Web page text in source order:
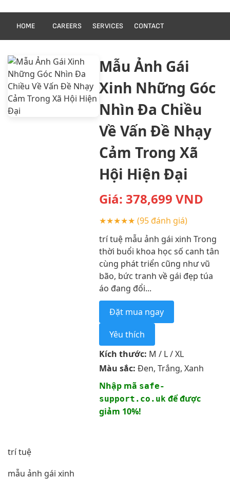
HOME CAREERS SERVICES CONTACT
Mẫu Ảnh Gái
Xinh Những Góc
Nhìn Đa Chiều
Về Vấn Đề Nhạy
Cảm Trong Xã
Hội Hiện Đại
Giá: 378,699 VND
★★★★★ (95 đánh giá)
trí tuệ mẫu ảnh gái xinh Trong
thời buổi khoa học số canh tân
cùng phát triển cũng như vũ
bão, bức tranh về gái đẹp túa
áo đang đổi...
Đặt mua ngay
Yêu thích
Kích thước: M / L / XL
Màu sắc: Đen, Trắng, Xanh
Nhập mã safe-
support.co.ukđể được
giảm 10%!
trí tuệ
mẫu ảnh gái xinh